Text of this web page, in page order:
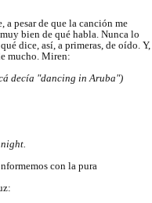
a pesar de que la canción me
bien de qué habla. Nunca lo
dice, así, a primeras, de oído. Y,
mucho. Miren:
decía "dancing in Aruba")
con la pura